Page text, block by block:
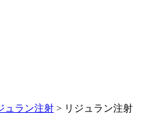
ュラン注射 > リジュラン注射